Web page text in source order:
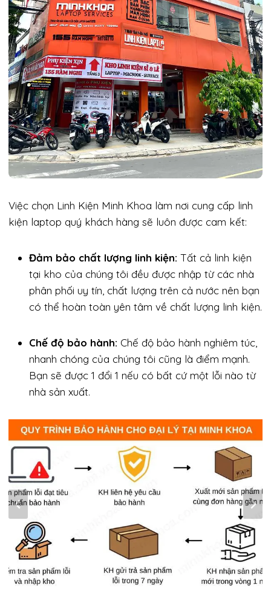
Việc chọn Linh Kiện Minh Khoa làm nơi cung cấp linh
kiện laptop quý khách hàng sẽ luôn được cam kết:
Đảm bảo chất lượng linh kiện: Tất cả linh kiện
tại kho của chúng tôi đều được nhập từ các nhà
phân phối uy tín, chất lượng trên cả nước nên bạn
có thể hoàn toàn yên tâm về chất lượng linh kiện.
Chế độ bảo hành: Chế độ bảo hành nghiêm túc,
nhanh chóng của chúng tôi cũng là điểm mạnh.
Bạn sẽ được 1 đổi 1 nếu có bất cứ một lỗi nào từ
nhà sản xuất.